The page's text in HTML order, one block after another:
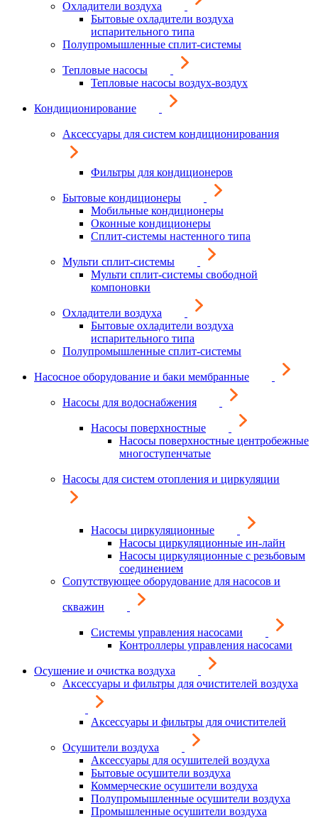
Охладители воздуха
Бытовые охладители воздуха
испарительного типа
Полупромышленные сплит-системы
Тепловые насосы
Тепловые насосы воздух-воздух
Кондиционирование
Аксессуары для систем кондиционирования
Фильтры для кондиционеров
Бытовые кондиционеры
Мобильные кондиционеры
Оконные кондиционеры
Сплит-системы настенного типа
Мульти сплит-системы
Мульти сплит-системы свободной
компоновки
Охладители воздуха
Бытовые охладители воздуха
испарительного типа
Полупромышленные сплит-системы
Насосное оборудование и баки мембранные
Насосы для водоснабжения
Насосы поверхностные
Насосы поверхностные центробежные
многоступенчатые
Насосы для систем отопления и циркуляции
Насосы циркуляционные
Насосы циркуляционные ин-лайн
Насосы циркуляционные с резьбовым
соединением
Сопутствующее оборудование для насосов и
скважин
Системы управления насосами
Контроллеры управления насосами
Осушение и очистка воздуха
Аксессуары и фильтры для очистителей воздуха
Аксессуары и фильтры для очистителей
Осушители воздуха
Аксессуары для осушителей воздуха
Бытовые осушители воздуха
Коммерческие осушители воздуха
Полупромышленные осушители воздуха
Промышленные осушители воздуха